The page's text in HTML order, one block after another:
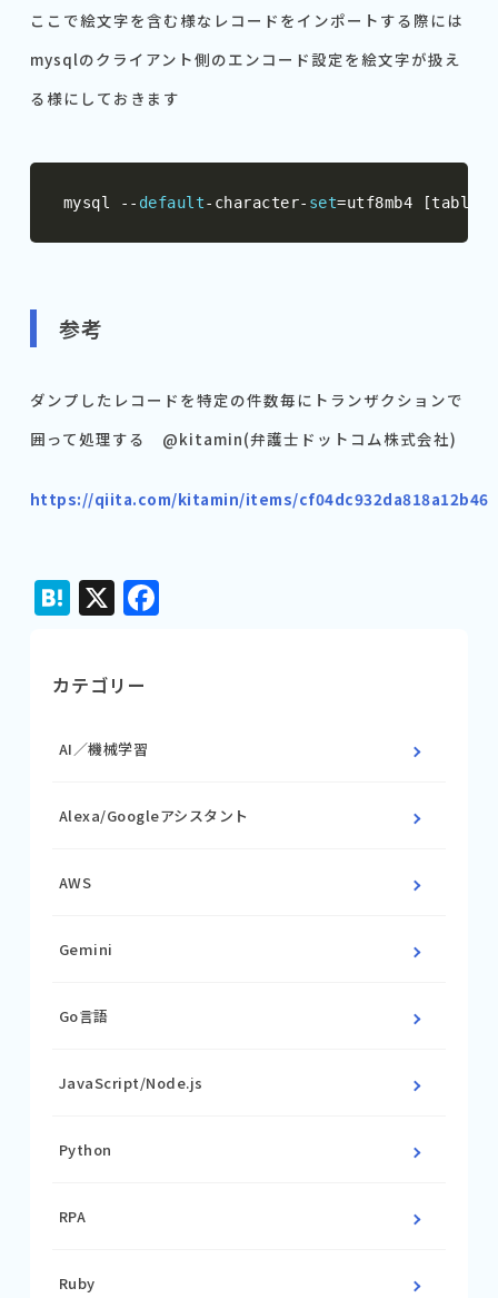
ここで絵文字を含む様なレコードをインポートする際には
mysqlのクライアント側のエンコード設定を絵文字が扱え
る様にしておきます
mysql -- default- character- set=utf8mb4 [table
参考
ダンプしたレコードを特定の件数毎にトランザクションで
囲って処理する @kitamin(弁護士ドットコム株式会社)
https://qiita.com/kitamin/items/cf04dc932da818a12b46
Hatena
X Facebook
カテゴリー
AI／機械学習
Alexa/Googleアシスタント
AWS
Gemini
Go言語
JavaScript/Node.js
Python
RPA
Ruby